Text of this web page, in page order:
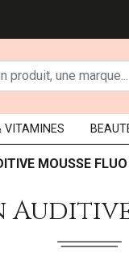
VITAMINES
MOUSSE